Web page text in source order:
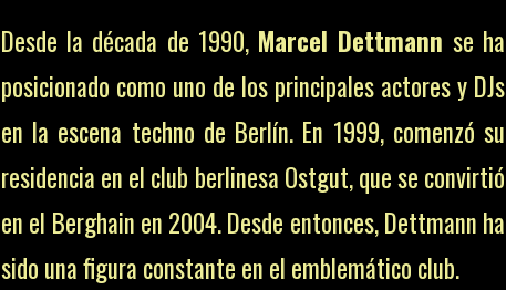
Desde la década de 1990, Marcel Dettmann se ha
posicionado como uno de los principales actores y DJs
en la escena techno de Berlín. En 1999, comenzó su
residencia en el club berlinesa Ostgut, que se convirtió
en el Berghain en 2004. Desde entonces, Dettmann ha
sido una figura constante en el emblemático club.